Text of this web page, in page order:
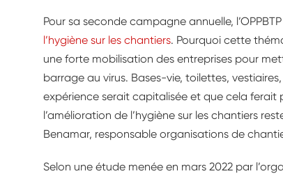
Pour sa seconde campagne annuelle,
l’hygiène sur les chantiers. Pourquoi cette
une forte mobilisation des entreprises pour
barrage au virus. Bases-vie, toilettes,
expérience serait capitalisée et que cela ferait
l’amélioration de l’hygiène sur les chantiers
Benamar, responsable organisations de
Selon une étude menée en mars 2022 par